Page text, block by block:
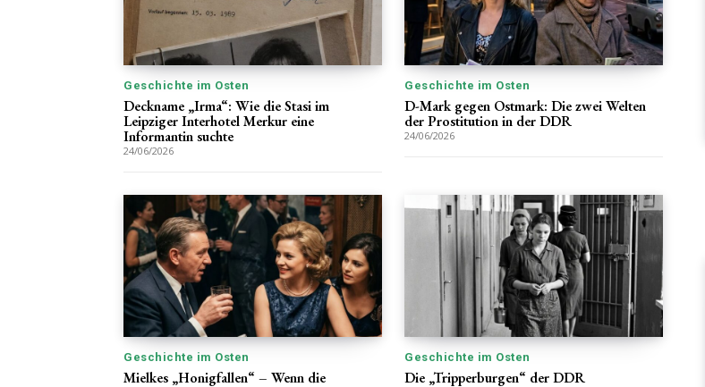
Geschichte im Osten
Deckname „Irma“: Wie die Stasi im
Leipziger Interhotel Merkur eine
Informantin suchte
24/06/2026
Geschichte im Osten
D-Mark gegen Ostmark: Die zwei Welten
der Prostitution in der DDR
24/06/2026
Geschichte im Osten
Mielkes „Honigfallen“ – Wenn die
Geschichte im Osten
Die „Tripperburgen“ der DDR